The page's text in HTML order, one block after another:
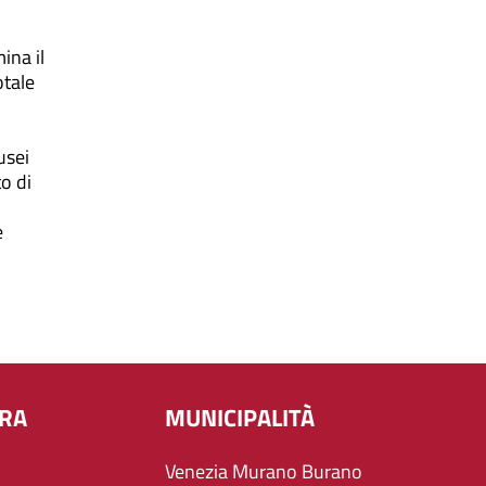
il
di
MUNICIPALITÀ
Venezia Murano Burano